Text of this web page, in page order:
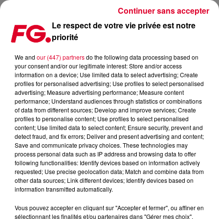
BLINDING LIGHTS DANS LE TOP 10 UNE ANNÉE ENTIÈRE, THE
Publié : 12 mars 2021 à 7h40 par Antony Harari
Le respect de votre vie privée est notre
priorité
We and our (447) partnersdo the following data processing based on
your consent and/or our legitimate interest: Store and/or access
information on a device; Use limited data to select advertising; Create
profiles for personalised advertising; Use profiles to select personalised
advertising; Measure advertising performance; Measure content
performance; Understand audiences through statistics or combinations
of data from different sources; Develop and improve services; Create
profiles to personalise content; Use profiles to select personalised
content; Use limited data to select content; Ensure security, prevent and
detect fraud, and fix errors; Deliver and present advertising and content;
Save and communicate privacy choices. These technologies may
process personal data such as IP address and browsing data to offer
following functionalities: Identify devices based on information actively
requested; Use precise geolocation data; Match and combine data from
other data sources; Link different devices; Identify devices based on
information transmitted automatically.
Vous pouvez accepter en cliquant sur "Accepter et fermer", ou affiner en
sélectionnant les finalités et/ou partenaires dans "Gérer mes choix".
Continuer sans accepter